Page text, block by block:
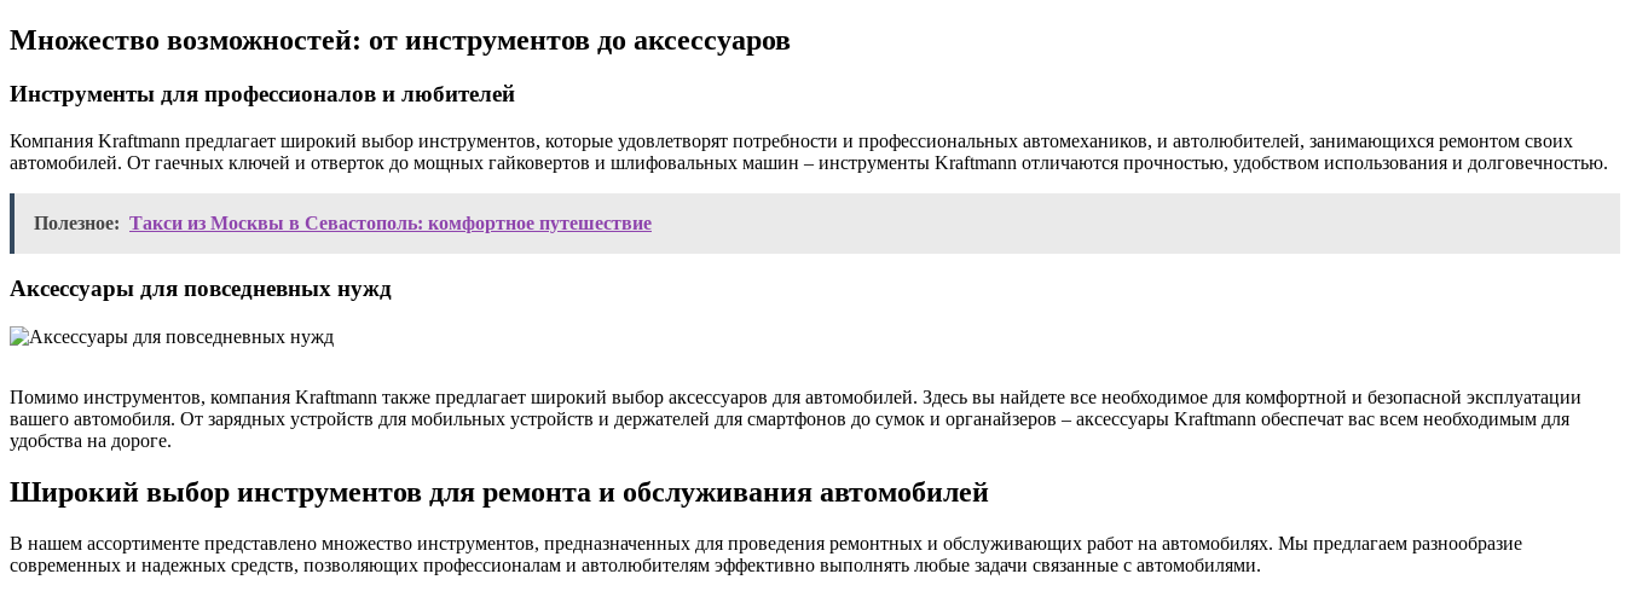
Множество возможностей: от инструментов до аксессуаров
Инструменты для профессионалов и любителей
Компания Kraftmann предлагает широкий выбор инструментов, которые удовлетворят потребности и профессиональных автомехаников, и автолюбителей, занимающихся ремонтом своих
автомобилей. От гаечных ключей и отверток до мощных гайковертов и шлифовальных машин – инструменты Kraftmann отличаются прочностью, удобством использования и долговечностью.
Полезное: Такси из Москвы в Севастополь: комфортное путешествие
Аксессуары для повседневных нужд
Помимо инструментов, компания Kraftmann также предлагает широкий выбор аксессуаров для автомобилей. Здесь вы найдете все необходимое для комфортной и безопасной эксплуатации
вашего автомобиля. От зарядных устройств для мобильных устройств и держателей для смартфонов до сумок и органайзеров – аксессуары Kraftmann обеспечат вас всем необходимым для
удобства на дороге.
Широкий выбор инструментов для ремонта и обслуживания автомобилей
В нашем ассортименте представлено множество инструментов, предназначенных для проведения ремонтных и обслуживающих работ на автомобилях. Мы предлагаем разнообразие
современных и надежных средств, позволяющих профессионалам и автолюбителям эффективно выполнять любые задачи связанные с автомобилями.